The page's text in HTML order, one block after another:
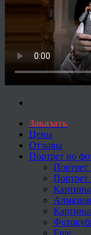
Заказать
Цены
Отзывы
Портрет по
Портрет
Портрет
Картины
Еще